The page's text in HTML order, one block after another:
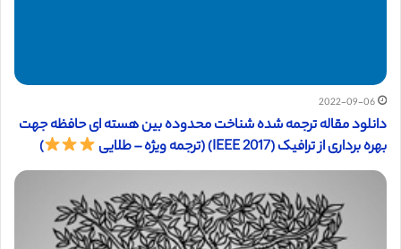
2022-09-06
دانلود مقاله ترجمه شده شناخت محدوده بین هسته ای حافظه جهت
بهره برداری از ترافیک (IEEE 2017) (ترجمه ویژه – طلایی
)